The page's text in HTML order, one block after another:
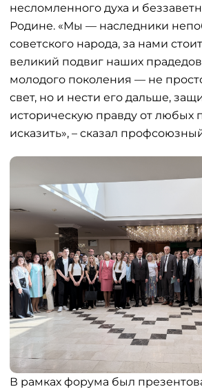
несломленного духа и
Родине. «Мы — наследники
советского народа, за нами
великий подвиг наших
молодого поколения — не
свет, но и нести его дальше,
историческую правду от любых
исказить», – сказал
В рамках форума был